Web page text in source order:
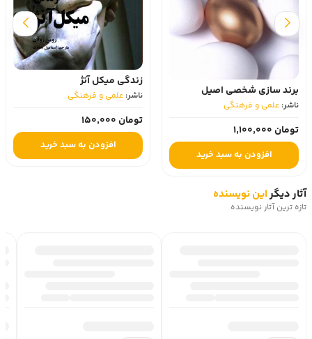
برند سازی شخصی اصیل
ناشر: علمی و فرهنگی
تومان 1,100,000
افزودن به سبد خرید
زندگی میکل آنژ
ناشر: علمی و فرهنگی
تومان 150,000
افزودن به سبد خرید
آثار دیگراین نویسنده
تازه ترین آثار نویسنده